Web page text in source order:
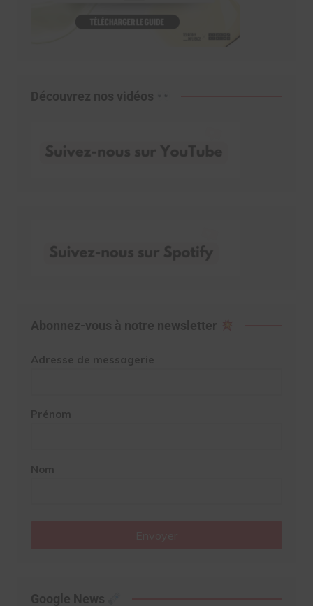
Découvrez nos vidéos
Abonnez-vous à notre newsletter
Adresse de messagerie
Prénom
Nom
Google News